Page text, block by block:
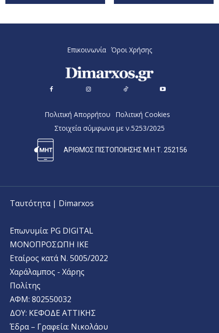
Επικοινωνία Όροι Χρήσης
Πολιτική Απορρήτου
Πολιτική Cookies
Στοιχεία σύμφωνα με ν.5253/2025
ΑΡΙΘΜΟΣ ΠΙΣΤΟΠΟΙΗΣΗΣ Μ.Η.Τ. 252156
Ταυτότητα | Dimarxos
Επωνυμία: PG DIGITAL
MONΟΠΡΟΣΩΠΗ ΙΚΕ
Εταίρος κατά Ν. 5005/2022
Χαράλαμπος - Χάρης
Πολίτης
ΑΦΜ: 802550032
ΔΟΥ: ΚΕΦΟΔΕ ΑΤΤΙΚΗΣ
Έδρα – Γραφεία: Νικολάου